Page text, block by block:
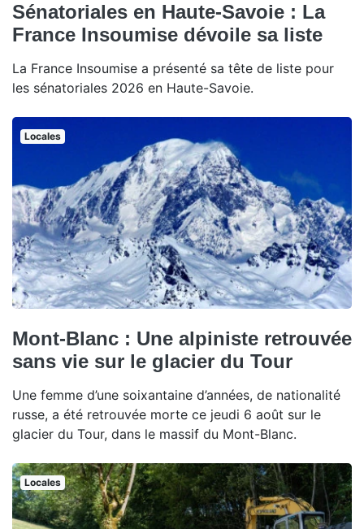
Sénatoriales en Haute-Savoie : La
France Insoumise dévoile sa liste
La France Insoumise a présenté sa tête de liste pour
les sénatoriales 2026 en Haute-Savoie.
Locales
Mont-Blanc : Une alpiniste retrouvée
sans vie sur le glacier du Tour
Une femme d’une soixantaine d’années, de nationalité
russe, a été retrouvée morte ce jeudi 6 août sur le
glacier du Tour, dans le massif du Mont-Blanc.
Locales